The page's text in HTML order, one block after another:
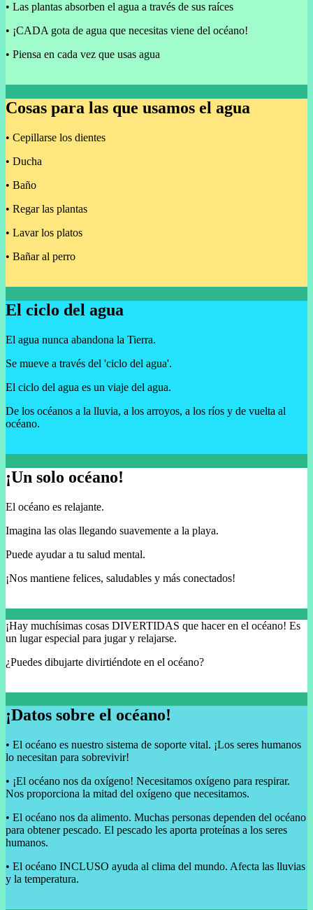
• Las plantas absorben el agua a través de sus raíces
• ¡CADA gota de agua que necesitas viene del océano!
• Piensa en cada vez que usas agua
Cosas para las que usamos el agua
• Cepillarse los dientes
• Ducha
• Baño
• Regar las plantas
• Lavar los platos
• Bañar al perro
El ciclo del agua
El agua nunca abandona la Tierra.
Se mueve a través del 'ciclo del agua'.
El ciclo del agua es un viaje del agua.
De los océanos a la lluvia, a los arroyos, a los ríos y de vuelta al
océano.
¡Un solo océano!
El océano es relajante.
Imagina las olas llegando suavemente a la playa.
Puede ayudar a tu salud mental.
¡Nos mantiene felices, saludables y más conectados!
¡Hay muchísimas cosas DIVERTIDAS que hacer en el océano! Es
un lugar especial para jugar y relajarse.
¿Puedes dibujarte divirtiéndote en el océano?
¡Datos sobre el océano!
• El océano es nuestro sistema de soporte vital. ¡Los seres humanos
lo necesitan para sobrevivir!
• ¡El océano nos da oxígeno! Necesitamos oxígeno para respirar.
Nos proporciona la mitad del oxígeno que necesitamos.
• El océano nos da alimento. Muchas personas dependen del océano
para obtener pescado. El pescado les aporta proteínas a los seres
humanos.
• El océano INCLUSO ayuda al clima del mundo. Afecta las lluvias
y la temperatura.